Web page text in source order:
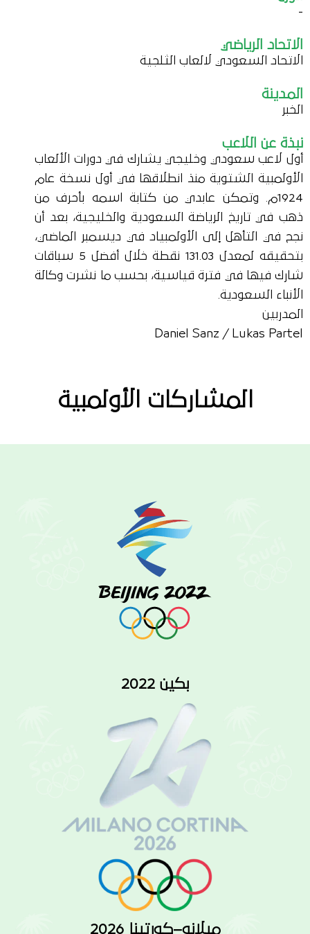
-
الاتحاد الرياضي
الاتحاد السعودي لالعاب الثلجية
المدينة
الخبر
نبذة عن اللاعب
أول لاعب سعودي وخليجي يشارك في دورات الألعاب
الأولمبية الشتوية منذ انطلاقها في أول نسخة عام
1924م. وتمكن عابدي من كتابة اسمه بأحرف من
ذهب في تاريخ الرياضة السعودية والخليجية، بعد أن
نجح في التأهل إلى الأولمبياد في ديسمبر الماضي،
بتحقيقه لمعدل 131.03 نقطة خلال أفضل 5 سباقات
شارك فيها في فترة قياسية، بحسب ما نشرت وكالة
الأنباء السعودية.
المدربين
Daniel Sanz / Lukas Partel
المشاركات الأولمبية
بكين 2022
ميلانو–كورتينا 2026​​